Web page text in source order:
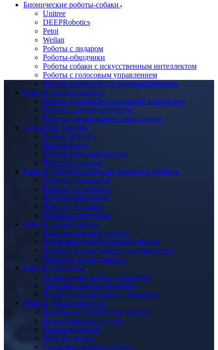
Бионические роботы-собаки
Unitree
DEEPRobotics
Petoi
Weilan
Роботы с лидаром
Роботы-обходчики
Роботы собаки с искусственным интеллектом
Роботы с голосовым управлением
Роботы с камерой для видеонаблюдения
Роботы для образования
Роботы для профессиональной разработки
Роботы для университетов
Роботы для школьного образования
Сервисные роботы
Keenon Robotics
Pudu Robotics
Роботы коты-официанты
Роботы с экраном
Роботы для гостинично-ресторанного бизнеса
Роботы помощники
Роботы-доставщики
Роботы-официанты
Роботы-уборщики
Роботы-промоутеры
Роботы-манипуляторы
Коллаборативные роботы
Мобильные роботы-манипуляторы
Промышленные роботы-манипуляторы
Роборуки манипуляторы
Роботы-уборщики
Гостиничные роботы-уборщики
Офисные роботы-уборщики
Промышленные роботы-уборщики
Роботы для развлечений
Колесные и гусеничные роботы
Коллекционные роботы
Роботы-игрушки
Роботы-собаки
Человекоподобные роботы